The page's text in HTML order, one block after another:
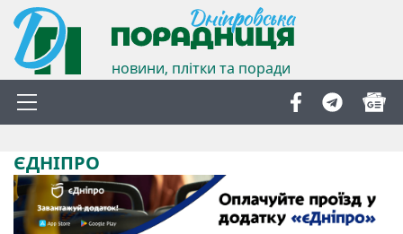
новини, плітки та поради
ЄДНІПРО